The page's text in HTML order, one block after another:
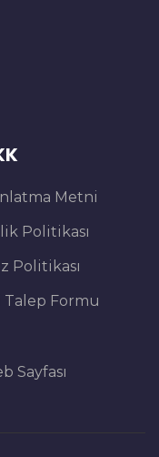
Metni
Politikası
Politikası
Talep Formu
Sayfası